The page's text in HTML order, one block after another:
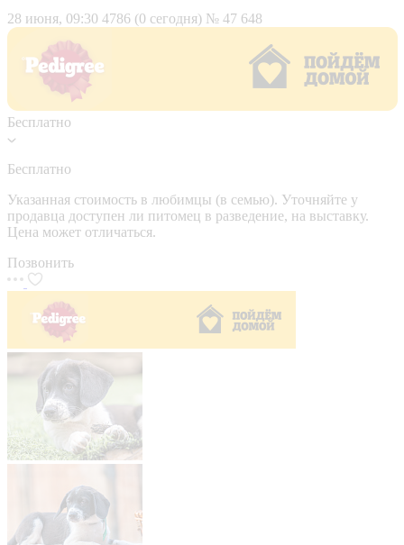
28 июня, 09:30 4786 (0 сегодня) № 47 648
Бесплатно
Бесплатно
Указанная стоимость в любимцы (в семью). Уточняйте у
продавца доступен ли питомец в разведение, на выставку.
Цена может отличаться.
Позвонить